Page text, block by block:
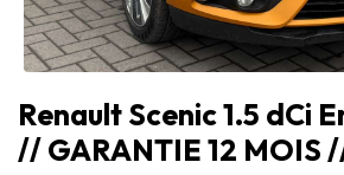
Renault Scenic 1.5 dCi
// GARANTIE 12 MOIS